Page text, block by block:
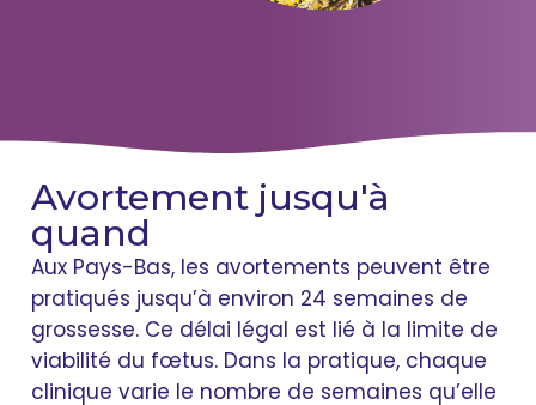
Avortement jusqu'à
quand
Aux Pays-Bas, les avortements peuvent être
pratiqués jusqu’à environ 24 semaines de
grossesse. Ce délai légal est lié à la limite de
viabilité du fœtus. Dans la pratique, chaque
clinique varie le nombre de semaines qu’elle